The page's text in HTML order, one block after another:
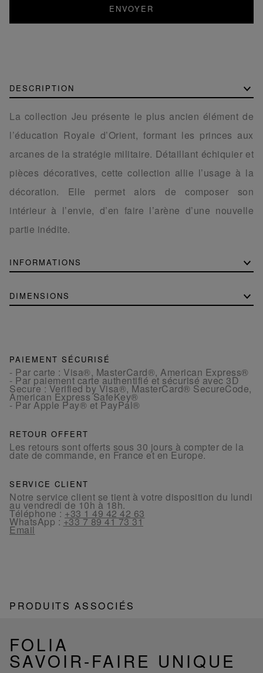
ENVOYER
DESCRIPTION
La collection Jeu présente le plus ancien élément de
l’éducation Royale d’Orient, formant les princes aux
arcanes de la stratégie militaire. Détaillant échiquier et
pièces décoratives, cette collection allie l’usage à la
décoration. Elle permet alors de composer son
intérieur à l’envie, d’en faire l’arène d’une nouvelle
partie inédite.
INFORMATIONS
DIMENSIONS
PAIEMENT SÉCURISÉ
- Par carte : Visa®, MasterCard®, American Express®
- Par paiement carte authentifié et sécurisé avec 3D
Secure : Verified by Visa®, MasterCard® SecureCode,
American Express SafeKey®
- Par Apple Pay® et PayPal®
RETOUR OFFERT
Les retours sont offerts sous 30 jours à compter de la
date de commande, en France et en Europe.
SERVICE CLIENT
Notre service client se tient à votre disposition du lundi
au vendredi de 10h à 18h.
Téléphone : +33 1 49 42 42 63
WhatsApp : +33 7 89 41 73 31
Email
PRODUITS ASSOCIÉS
FOLIA
SAVOIR-FAIRE UNIQUE